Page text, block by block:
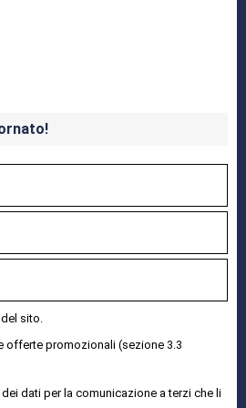
sito.
offerte promozionali (sezione 3.3
dati per la comunicazione a terzi che li